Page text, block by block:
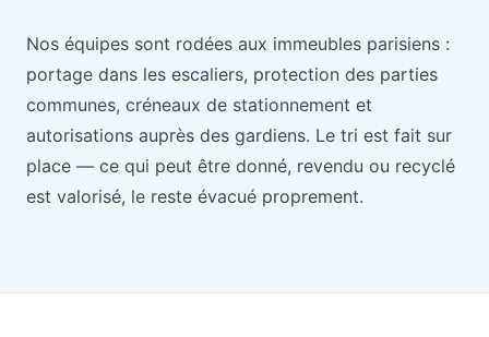
Nos équipes sont rodées aux immeubles parisiens :
portage dans les escaliers, protection des parties
communes, créneaux de stationnement et
autorisations auprès des gardiens. Le tri est fait sur
place — ce qui peut être donné, revendu ou recyclé
est valorisé, le reste évacué proprement.